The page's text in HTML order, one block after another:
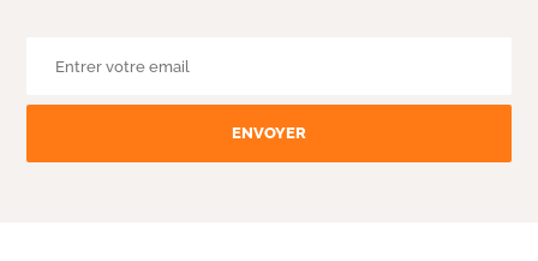
ENVOYER